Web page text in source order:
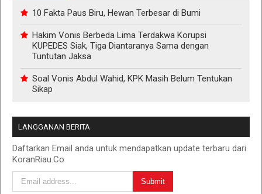
10 Fakta Paus Biru, Hewan Terbesar di Bumi
Hakim Vonis Berbeda Lima Terdakwa Korupsi
KUPEDES Siak, Tiga Diantaranya Sama dengan
Tuntutan Jaksa
Soal Vonis Abdul Wahid, KPK Masih Belum Tentukan
Sikap
LANGGANAN BERITA
Daftarkan Email anda untuk mendapatkan update terbaru dari
KoranRiau.Co